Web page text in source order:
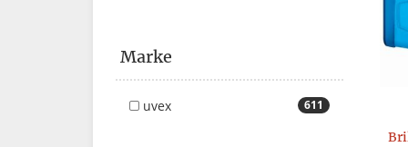
Marke
611
uvex